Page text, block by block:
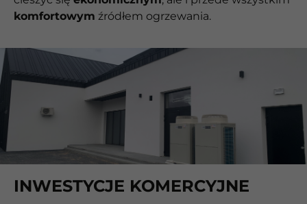
komfortowym źródłem ogrzewania.
INWESTYCJE KOMERCYJNE